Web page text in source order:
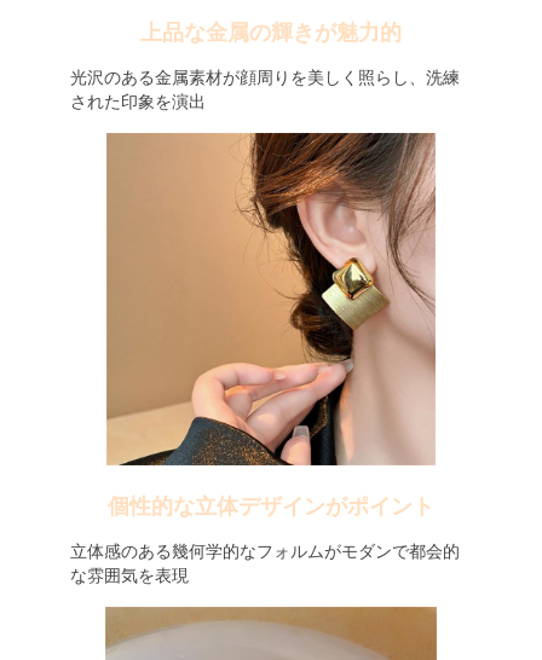
上品な金属の輝きが魅力的
光沢のある金属素材が顔周りを美しく照らし、洗練
された印象を演出
個性的な立体デザインがポイント
立体感のある幾何学的なフォルムがモダンで都会的
な雰囲気を表現